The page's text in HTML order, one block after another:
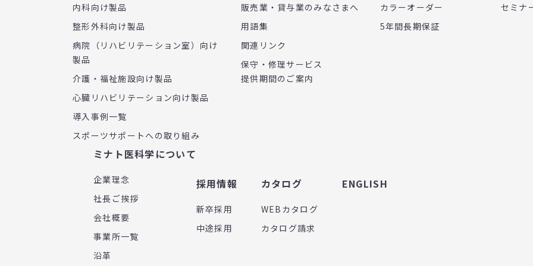
内科向け製品
整形外科向け製品
病院（リハビリテーション室）向け
製品
介護・福祉施設向け製品
心臓リハビリテーション向け製品
導入事例一覧
スポーツサポートへの取り組み
販売業・貸与業のみなさまへ
用語集
関連リンク
保守・修理サービス
提供期間のご案内
カラーオーダー
5年間長期保証
セミナ
ミナト医科学について
企業理念
社長ご挨拶
会社概要
事業所一覧
沿革
採用情報
新卒採用
中途採用
カタログ
WEBカタログ
カタログ請求
ENGLISH